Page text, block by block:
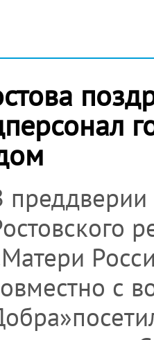
преддверии
с